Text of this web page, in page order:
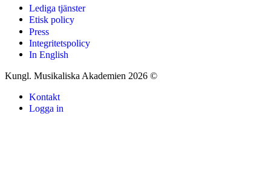
Lediga tjänster
Etisk policy
Press
Integritetspolicy
In English
Kungl. Musikaliska Akademien 2026 ©
Kontakt
Logga in